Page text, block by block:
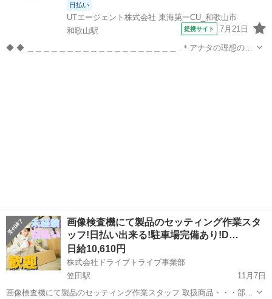
日払い
UTエージェント株式会社 東海第一CU_和歌山市
和歌山駅
提携サイト 7月21日
◆ ◆ ＿＿＿＿＿＿＿＿＿＿＿＿＿＿＿＿＿＿＿ .＊アナタの理想の働
画像検査機にて製品のセッティング作業スタ
ッフ!日払い出来る!駐車場完備あり!D…
日給10,610円
株式会社ドライブトライブ事業部
笠田駅
11月7日
画像検査機にて製品のセッティング作業スタッフ 取扱商品・・・部品